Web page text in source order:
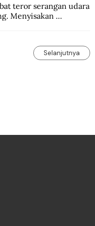
teror serangan udara
Menyisakan
Selanjutnya